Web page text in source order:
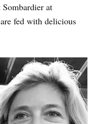
at
fed with delicious